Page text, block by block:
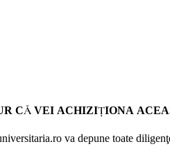
CĂ VEI ACHIZIŢIONA
va depune toate